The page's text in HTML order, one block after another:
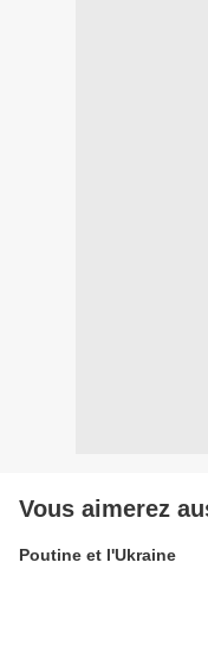
Vous aimerez
Poutine et l'Ukraine